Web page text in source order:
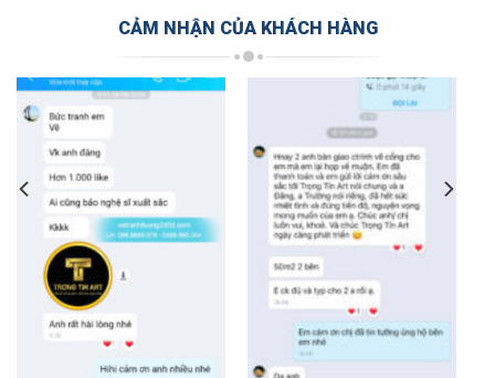
CẢM NHẬN CỦA KHÁCH HÀNG